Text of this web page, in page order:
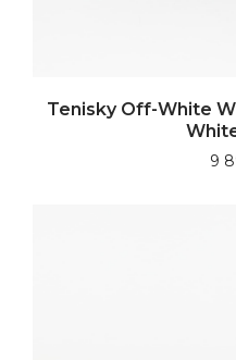
Tenisky Off-White
9